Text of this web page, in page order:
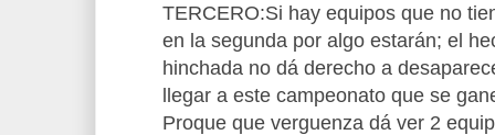
TERCERO:Si hay equipos que no
en la segunda por algo estarán; el
hinchada no dá derecho a
llegar a este campeonato que se
Proque que verguenza dá ver 2